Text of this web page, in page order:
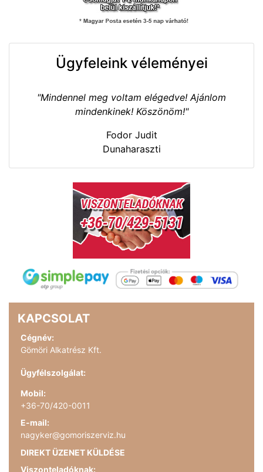
Ügyfeleink véleményei
"Mindennel meg voltam elégedve! Ajánlom
mindenkinek! Köszönöm!"
Fodor Judit
Dunaharaszti
KAPCSOLAT
Cégnév:
Gömöri Alkatrész Kft.
Ügyfélszolgálat:
Mobil:
+36-70/420-0011
E-mail:
nagyker@gomoriszerviz.hu
DIREKT ÜZENET KÜLDÉSE
Viszonteladóknak: